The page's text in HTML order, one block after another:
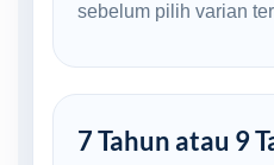
sebelum pilih varian
7 Tahun atau 9